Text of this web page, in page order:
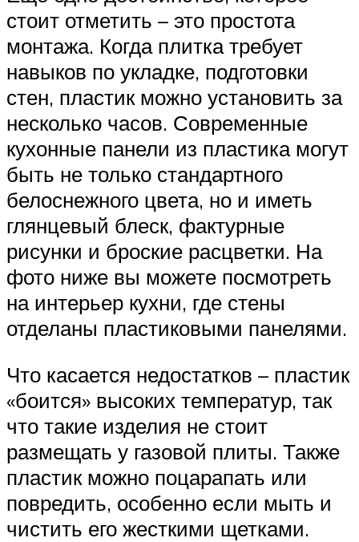
стоит отметить – это простота
монтажа. Когда плитка требует
навыков по укладке, подготовки
стен, пластик можно установить за
несколько часов. Современные
кухонные панели из пластика могут
быть не только стандартного
белоснежного цвета, но и иметь
глянцевый блеск, фактурные
рисунки и броские расцветки. На
фото ниже вы можете посмотреть
на интерьер кухни, где стены
отделаны пластиковыми панелями.
Что касается недостатков – пластик
«боится» высоких температур, так
что такие изделия не стоит
размещать у газовой плиты. Также
пластик можно поцарапать или
повредить, особенно если мыть и
чистить его жесткими щетками.